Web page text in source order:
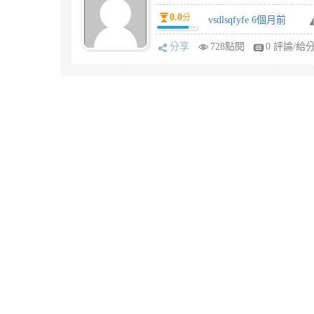
0.0分 vsdlsqfyfe 6個月前
分享 728點閱 0 評論/給